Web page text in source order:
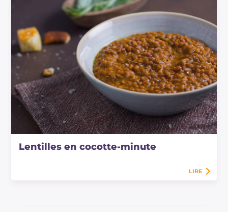
Lentilles en cocotte-minute
LIRE